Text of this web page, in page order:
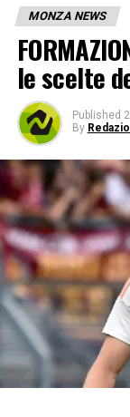
MONZA NEWS
le scelte
Published
By